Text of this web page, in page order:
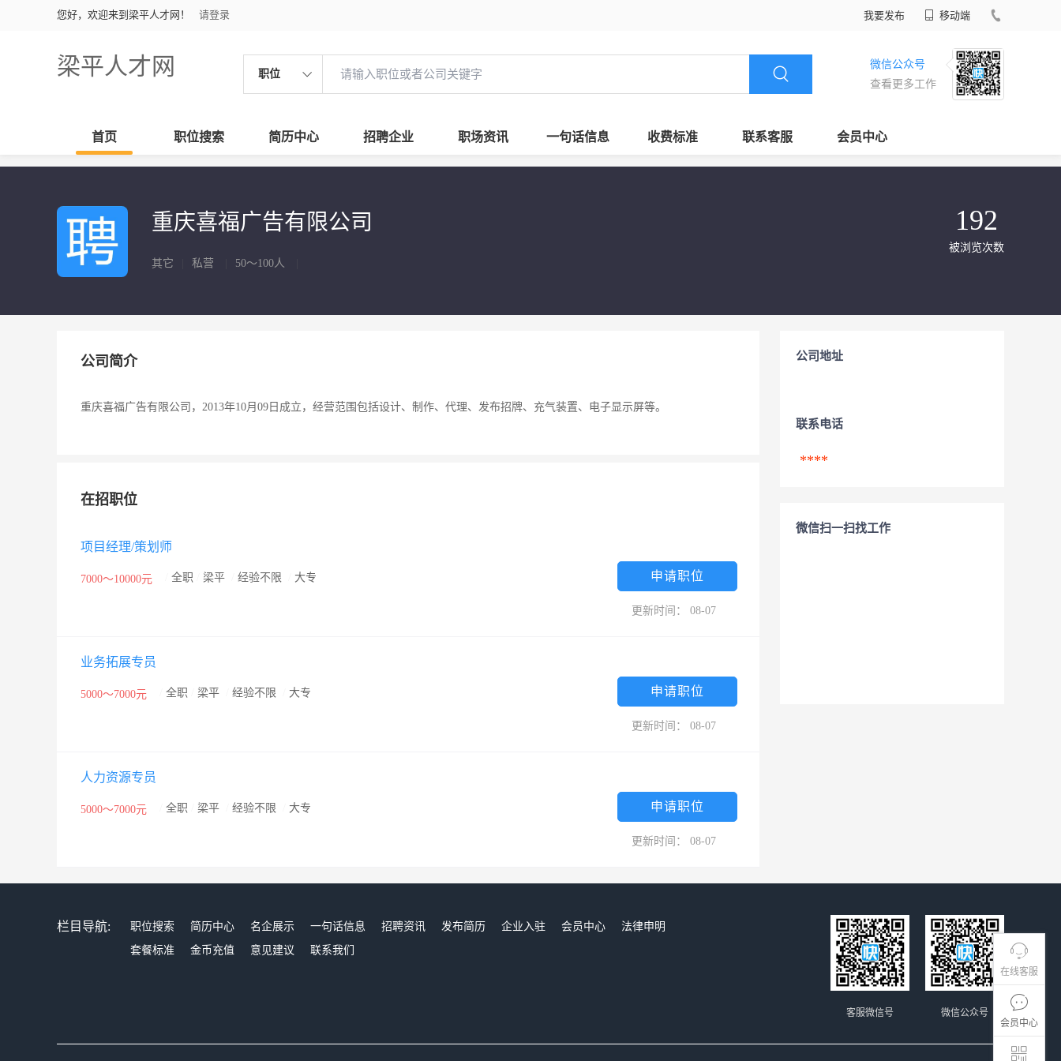
您好，欢迎来到梁平人才网！ 请登录 我要发布 移动端
梁平人才网 职位
微信公众号
查看更多工作
首页 职位搜索 简历中心 招聘企业 职场资讯 一句话信息 收费标准 联系客服 会员中心
在线客服
会员中心
重庆喜福广告有限公司
其它 私营 50～100人
192
被浏览次数
公司简介
重庆喜福广告有限公司，2013年10月09日成立，经营范围包括设计、制作、代理、发布招牌、充气装置、电子显示屏等。
在招职位
项目经理/策划师
7000～10000元 全职 梁平 经验不限 大专 申请职位
更新时间： 08-07
业务拓展专员
5000～7000元 全职 梁平 经验不限 大专 申请职位
更新时间： 08-07
人力资源专员
5000～7000元 全职 梁平 经验不限 大专 申请职位
更新时间： 08-07
公司地址
联系电话
****
微信扫一扫找工作
栏目导航: 职位搜索 简历中心 名企展示 一句话信息 招聘资讯 发布简历 企业入驻 会员中心
法律申明
套餐标准
金币充值 意见建议 联系我们
微信公众号
客服微信号